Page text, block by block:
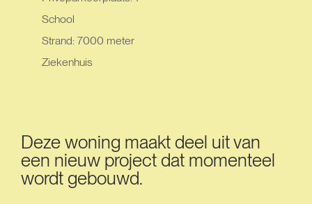
School
Strand: 7000 meter
Ziekenhuis
Deze woning maakt deel uit van
een nieuw project dat momenteel
wordt gebouwd.